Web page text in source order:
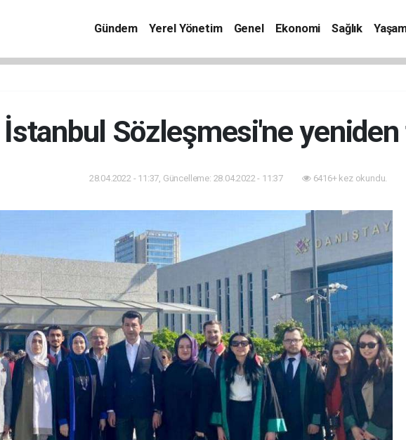
Gündem Yerel Yönetim Genel Ekonomi Sağlık
İstanbul Sözleşmesi'ne yeniden
28.04.2022 - 11:37, Güncelleme: 28.04.2022 - 11:37 6416+ kez okundu.